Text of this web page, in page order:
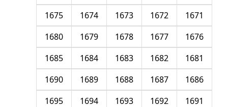
1671
1672
1673
1674
1675
1676
1677
1678
1679
1680
1681
1682
1683
1684
1685
1686
1687
1688
1689
1690
1691
1692
1693
1694
1695